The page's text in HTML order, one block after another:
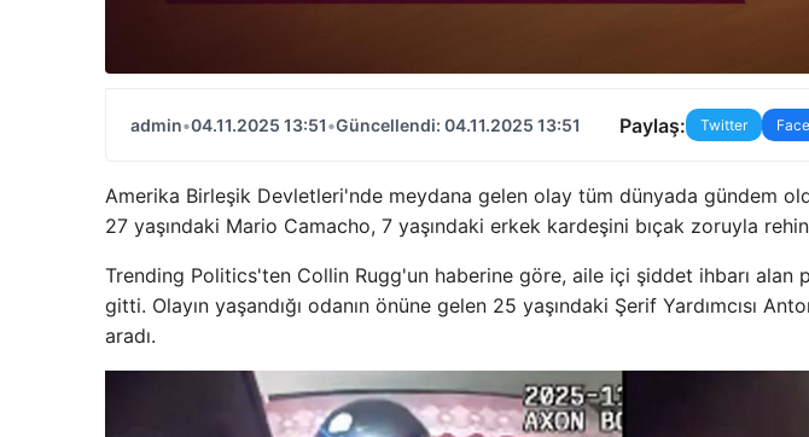
admin•04.11.2025 13:51•Güncellendi: 04.11.2025 13:51 Paylaş: Twitter
Amerika Birleşik Devletleri'nde meydana gelen olay tüm dünyada gündem
27 yaşındaki Mario Camacho, 7 yaşındaki erkek kardeşini bıçak zoruyla rehin
Trending Politics'ten Collin Rugg'un haberine göre, aile içi şiddet ihbarı alan
gitti. Olayın yaşandığı odanın önüne gelen 25 yaşındaki Şerif Yardımcısı
aradı.